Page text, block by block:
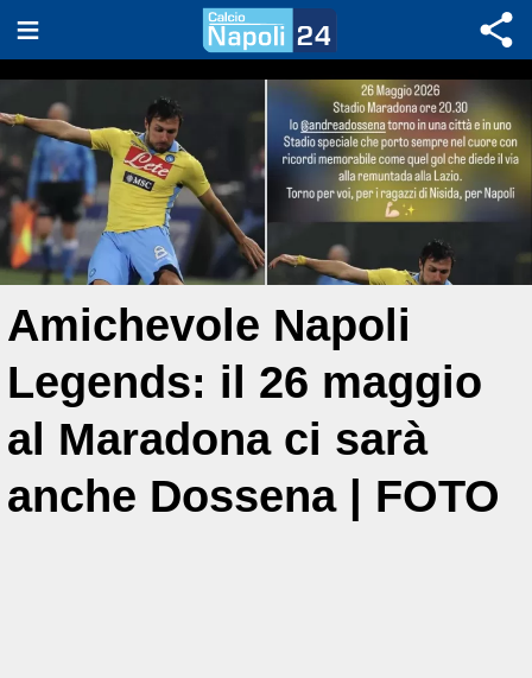
Amichevole Napoli
Legends: il 26 maggio
al Maradona ci sarà
anche Dossena | FOTO